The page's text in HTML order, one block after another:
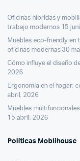
Oficinas híbridas y
trabajo modernos 15
Muebles eco-friendly en
oficinas modernas 30
Cómo influye el diseño
2026
Ergonomía en el hogar:
abril, 2026
Muebles
15 abril, 2026
Políticas Moblihouse